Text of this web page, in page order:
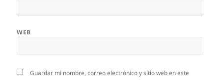
WEB
Guardar mi nombre, correo electrónico y sitio web en este